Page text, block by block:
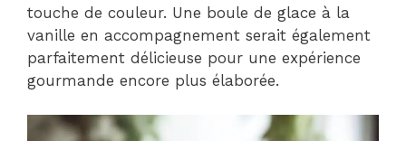
touche de couleur. Une boule de glace à la
vanille en accompagnement serait également
parfaitement délicieuse pour une expérience
gourmande encore plus élaborée.